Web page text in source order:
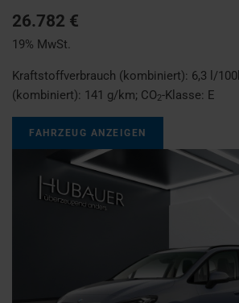
26.782 €
19% MwSt.
Kraftstoffverbrauch (kombiniert): 6,3 l/
(kombiniert): 141 g/km; CO2-Klasse: E
FAHRZEUG ANZEIGEN